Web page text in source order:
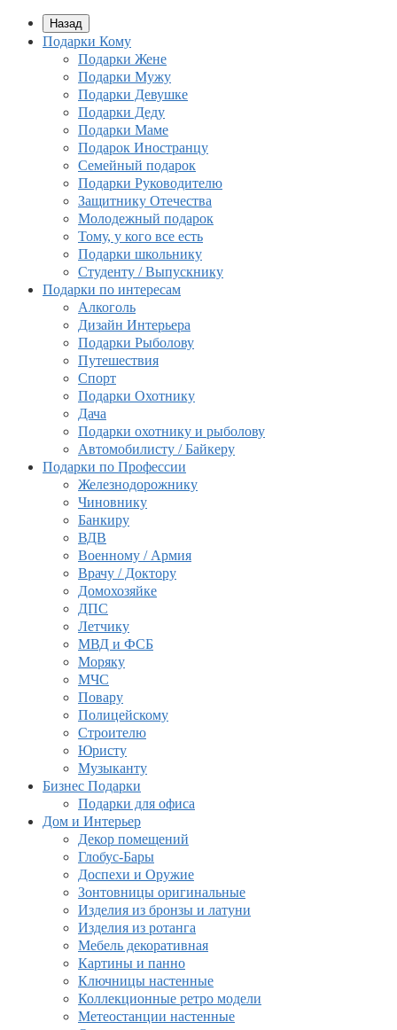
Назад
Подарки Кому
Подарки Жене
Подарки Мужу
Подарки Девушке
Подарки Деду
Подарки Маме
Подарок Иностранцу
Семейный подарок
Подарки Руководителю
Защитнику Отечества
Молодежный подарок
Тому, у кого все есть
Подарки школьнику
Студенту / Выпускнику
Подарки по интересам
Алкоголь
Дизайн Интерьера
Подарки Рыболову
Путешествия
Спорт
Подарки Охотнику
Дача
Подарки охотнику и рыболову
Автомобилисту / Байкеру
Подарки по Профессии
Железнодорожнику
Чиновнику
Банкиру
ВДВ
Военному / Армия
Врачу / Доктору
Домохозяйке
ДПС
Летчику
МВД и ФСБ
Моряку
МЧС
Повару
Полицейскому
Строителю
Юристу
Музыканту
Бизнес Подарки
Подарки для офиса
Дом и Интерьер
Декор помещений
Глобус-Бары
Доспехи и Оружие
Зонтовницы оригинальные
Изделия из бронзы и латуни
Изделия из ротанга
Мебель декоративная
Картины и панно
Ключницы настенные
Коллекционные ретро модели
Метеостанции настенные